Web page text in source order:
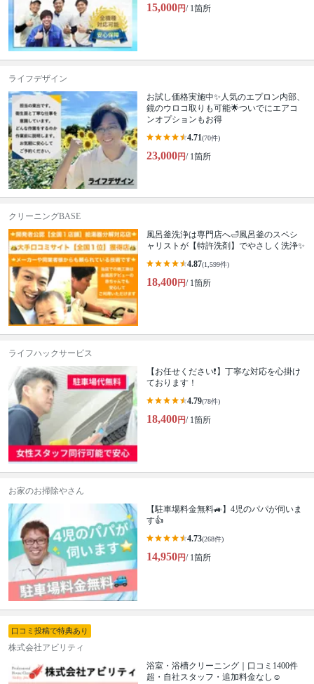
15,000円/ 1箇所
ライフデザイン
お試し価格実施中✨人気のエプロン内部、
鏡のウロコ取りも可能🌟ついでにエアコ
ンオプションもお得
4.71(70件)
23,000円/ 1箇所
クリーニングBASE
風呂釜洗浄は専門店へ🛁風呂釜のスペシ
ャリストが【特許洗剤】でやさしく洗浄✨
4.87(1,599件)
18,400円/ 1箇所
ライフハックサービス
【お任せください❗️】丁寧な対応を心掛け
ております！
4.79(78件)
18,400円/ 1箇所
お家のお掃除やさん
【駐車場料金無料🚙】4児のパパが伺いま
す👍
4.73(268件)
14,950円/ 1箇所
口コミ投稿で特典あり
株式会社アビリティ
浴室・浴槽クリーニング｜口コミ1400件
超・自社スタッフ・追加料金なし☺️